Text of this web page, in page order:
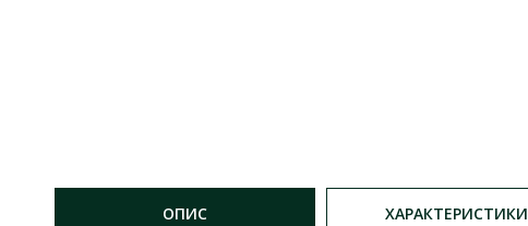
ОПИС ХАРАКТЕРИСТИКИ